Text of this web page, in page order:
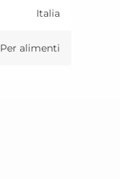
Italia
Per alimenti